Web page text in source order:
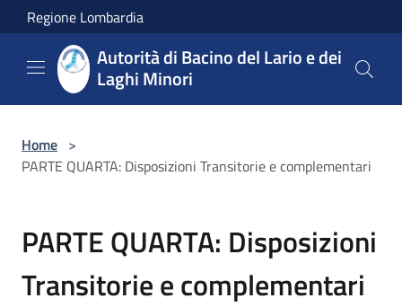
Salta al contenuto principale
Regione Lombardia
Autorità di Bacino del Lario e dei
Laghi Minori
Home >
PARTE QUARTA: Disposizioni Transitorie e complementari
PARTE QUARTA: Disposizioni
Transitorie e complementari